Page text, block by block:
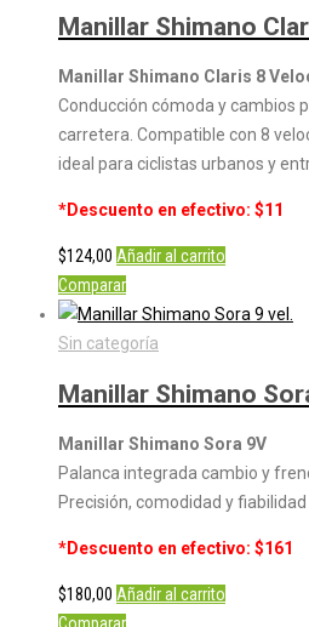
Manillar Shimano
Manillar Shimano Claris 8
Conducción cómoda y cambios
carretera. Compatible con 8
ideal para ciclistas urbanos y
*Descuento en efectivo: $11
$124,00 Añadir al carrito
Comparar
Sin categoría
Manillar Shimano
Manillar Shimano Sora 9V
Palanca integrada cambio y
Precisión, comodidad y
*Descuento en efectivo: $161
$180,00 Añadir al carrito